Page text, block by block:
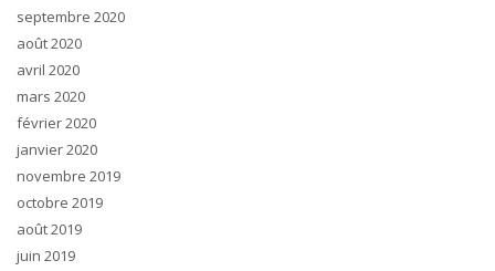
septembre 2020
août 2020
avril 2020
mars 2020
février 2020
janvier 2020
novembre 2019
octobre 2019
août 2019
juin 2019